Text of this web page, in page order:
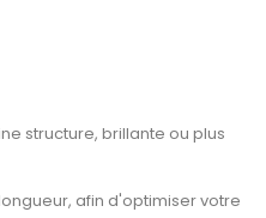
structure, brillante ou plus
afin d'optimiser votre